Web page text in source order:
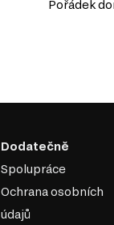
Pořádek
Dodatečně
Spolupráce
Ochrana osobních
údajů